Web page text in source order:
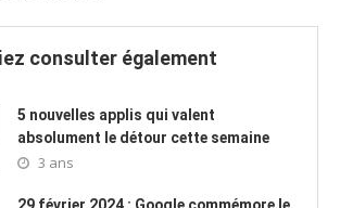
consulter également
5 nouvelles applis qui valent
absolument le détour cette semaine
3 ans